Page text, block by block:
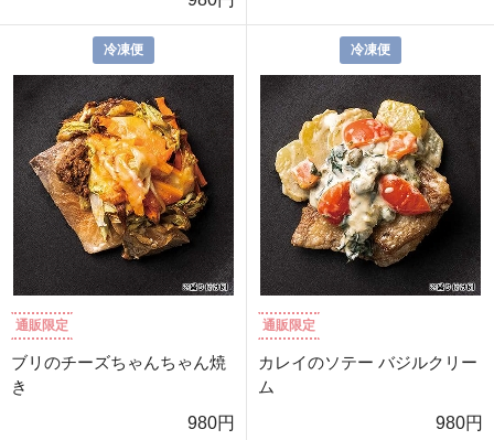
冷凍便
通販限定
ブリのチーズちゃんちゃん焼
き
980円
冷凍便
通販限定
カレイのソテー バジルクリー
ム
980円